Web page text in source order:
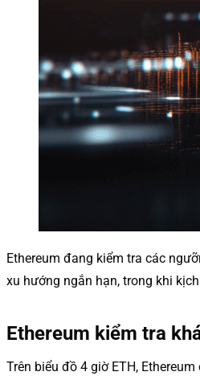
Ethereum đang kiểm tra các
xu hướng ngắn hạn, trong khi
Ethereum kiểm tra
Trên biểu đồ 4 giờ ETH,